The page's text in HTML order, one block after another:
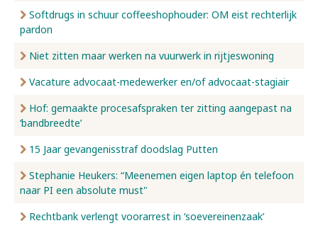
Softdrugs in schuur coffeeshophouder: OM eist rechterlijk
pardon
Niet zitten maar werken na vuurwerk in rijtjeswoning
Vacature advocaat-medewerker en/of advocaat-stagiair
Hof: gemaakte procesafspraken ter zitting aangepast na
‘bandbreedte’
15 Jaar gevangenisstraf doodslag Putten
Stephanie Heukers: “Meenemen eigen laptop én telefoon
naar PI een absolute must"
Rechtbank verlengt voorarrest in ‘soevereinenzaak’